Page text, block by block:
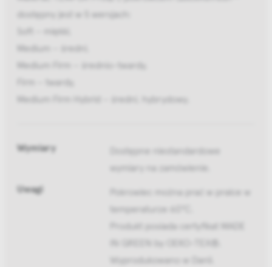
dostępny jest w 5 wersjach:
Soft – miękki,
Medium – średni,
Medium Firm – średnio-twardy,
Firm – twardy,
Medium Firm Hybrid – średni, hybrydowy.
Wymiary
Dostępne niestandardowe
wymiary na zamówienie.
Uwagi
Pokrowiec można prać w pralce w
temperaturze 60°C.
Produkt posiada certyfikat MADE
IN GREEN by OEKO-TEX®.
Wyprodukowano w Danii.